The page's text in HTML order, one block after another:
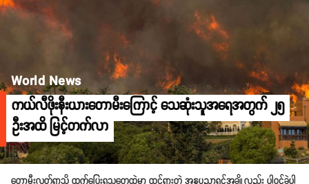
World News
ကယ်လီဖိုးနီးယားတောမီးကြောင့် သေဆုံးသူအရေအတွက် ၂၅
ဦးအထိ မြင့်တက်လာ